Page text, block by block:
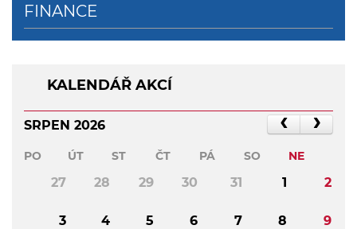
FINANCE
KALENDÁŘ AKCÍ
SRPEN 2026
PO ÚT ST ČT PÁ SO NE
27 28 29 30 31 1 2
3 4 5 6 7 8 9